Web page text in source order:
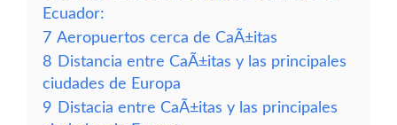
Ecuador:
7 Aeropuertos cerca de CaÃ±itas
8 Distancia entre CaÃ±itas y las principales
ciudades de Europa
9 Distacia entre CaÃ±itas y las principales